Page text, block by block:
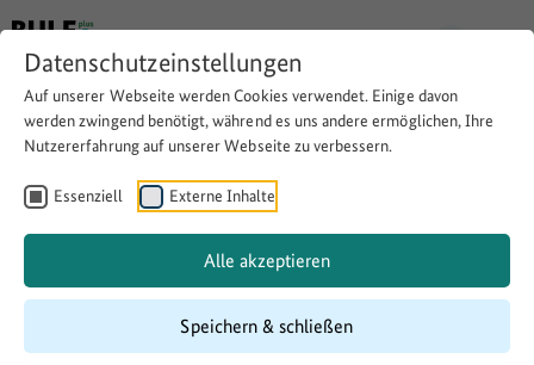
Datenschutzeinstellungen
Auf unserer Webseite werden Cookies verwendet. Einige davon
werden zwingend benötigt, während es uns andere ermöglichen, Ihre
Nutzererfahrung auf unserer Webseite zu verbessern.
Essenziell Externe Inhalte
Alle akzeptieren
Speichern & schließen
Zurück
Obstbörse und
WLAN-Café unterm
Kirchturm